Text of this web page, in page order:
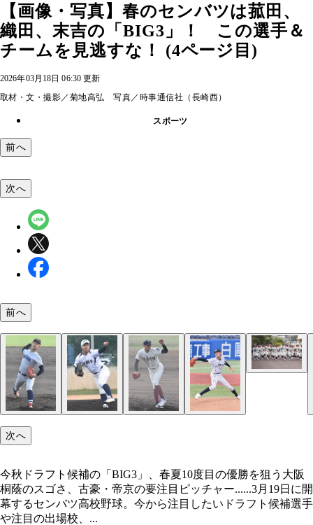
【画像・写真】春のセンバツは菰田、
織田、末吉の「BIG3」！ この選手＆
チームを見逃すな！ (4ページ目)
2026年03月18日 06:30 更新
取材・文・撮影／菊地高弘 写真／時事通信社（長崎西）
スポーツ
前へ
今秋ドラフト候補の「BIG3」、春夏10度目の優勝
大阪桐蔭のスゴさ、古豪・帝京の要注目ピッチ
長崎西。県内屈指の進学校として知られ、文武両
価されての選出になった
次へ
前へ
次へ
今秋ドラフト候補の「BIG3」、春夏10度目の優勝を狙う大阪
桐蔭のスゴさ、古豪・帝京の要注目ピッチャー......3月19日に開
幕するセンバツ高校野球。今から注目したいドラフト候補選手
や注目の出場校、...